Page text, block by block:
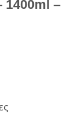
1400ml –